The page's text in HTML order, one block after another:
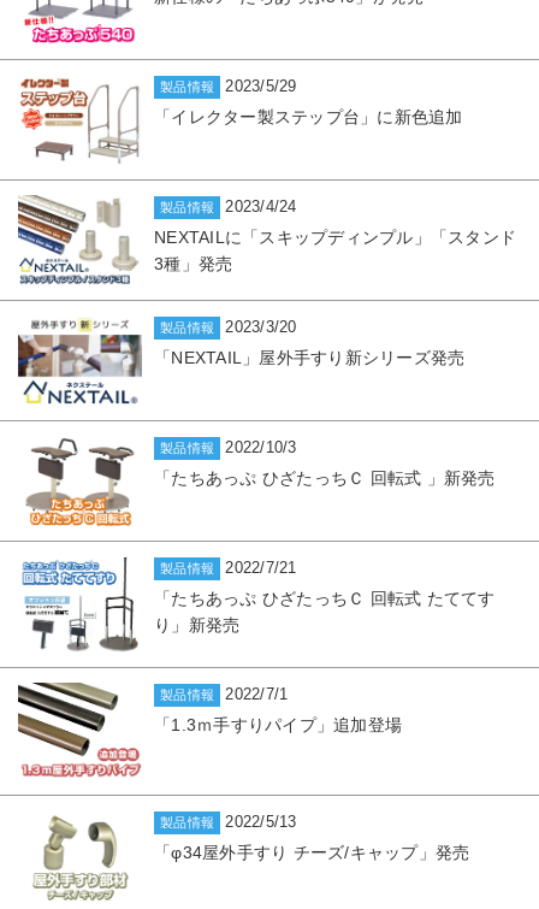
製品情報 2023/5/29
「イレクター製ステップ台」に新色追加
製品情報 2023/4/24
NEXTAILに「スキップディンプル」「スタンド
3種」発売
製品情報 2023/3/20
「NEXTAIL」屋外手すり新シリーズ発売
製品情報 2022/10/3
「たちあっぷ ひざたっちＣ 回転式 」新発売
製品情報 2022/7/21
「たちあっぷ ひざたっちＣ 回転式 たててす
り」新発売
製品情報 2022/7/1
「1.3ｍ手すりパイプ」追加登場
製品情報 2022/5/13
「φ34屋外手すり チーズ/キャップ」発売